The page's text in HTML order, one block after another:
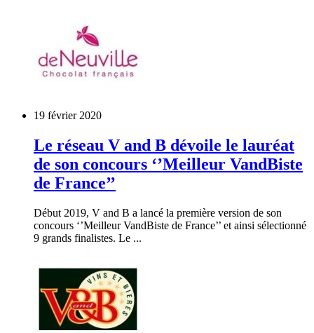
19 février 2020
Le réseau V and B dévoile le lauréat
de son concours ‘’Meilleur VandBiste
de France’’
Début 2019, V and B a lancé la première version de son
concours ‘’Meilleur VandBiste de France’’ et ainsi sélectionné
9 grands finalistes. Le ...